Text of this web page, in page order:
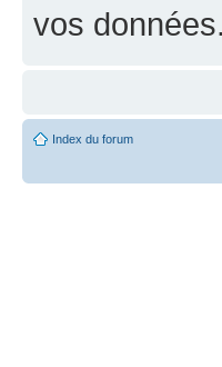
vos données.
Index du forum